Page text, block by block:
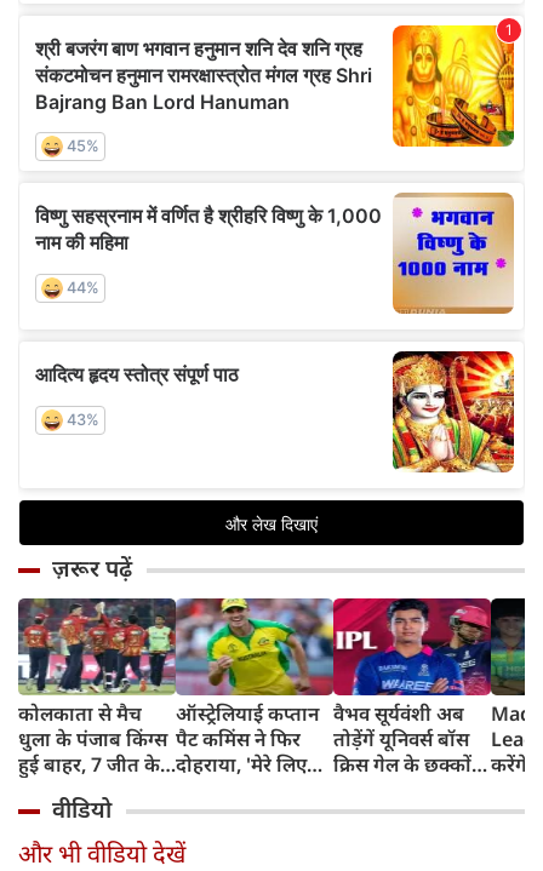
ज़रूर पढ़ें
कोलकाता से मैच
धुला के पंजाब किंग्स
हुई बाहर, 7 जीत के
ऑस्ट्रेलियाई कप्तान
पैट कमिंस ने फिर
दोहराया, 'मेरे लिए
वैभव सूर्यवंशी अब
तोड़ेंगें यूनिवर्स बॉस
क्रिस गेल के छक्कों
करेंगे
टीम में
वीडियो
और भी वीडियो देखें